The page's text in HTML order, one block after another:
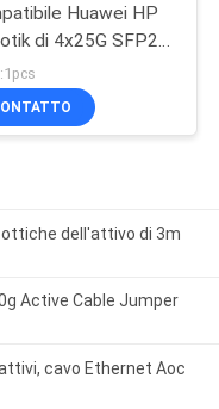
Huawei HP
di 4x25G SFP28
ottiche dell'attivo di 3m
Active Cable Jumper
cavo Ethernet Aoc